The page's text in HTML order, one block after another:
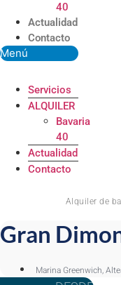
40
Actualidad
Contacto
Menú
Servicios
ALQUILER
Bavaria
40
Actualidad
Contacto
Alquiler de
Gran
Marina Greenwich,